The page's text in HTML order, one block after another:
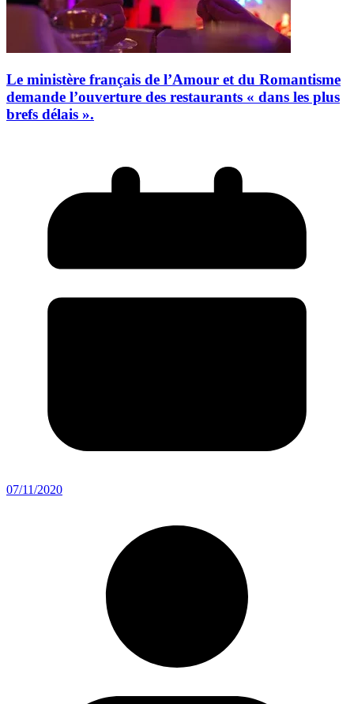
Le ministère français de l’Amour et du Romantisme
demande l’ouverture des restaurants « dans les plus
brefs délais ».
07/11/2020